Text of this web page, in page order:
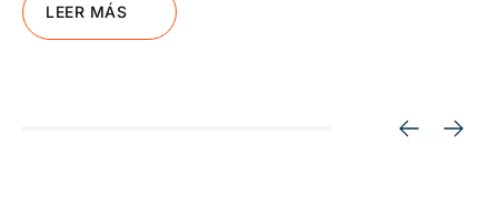
LEER MÁS